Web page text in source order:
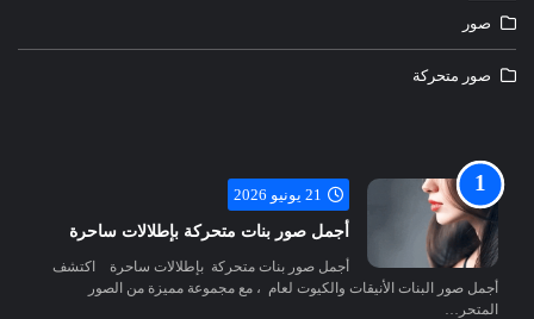
صور
صور متحركة
21 يونيو 2026
أجمل صور بنات متحركة بإطلالات ساحرة
أجمل صور بنات متحركة بإطلالات ساحرة اكتشف
أجمل صور البنات الأنيقات والكيوت لعام ، مع مجموعة مميزة من الصور
المتحر…